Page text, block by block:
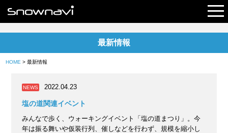
最新情報
HOME > 最新情報
NEWS 2022.04.23
塩の道関連イベント
みんなで歩く、ウォーキングイベント「塩の道まつり」。今
年は振る舞いや仮装行列、催しなどを行わず、規模を縮小し